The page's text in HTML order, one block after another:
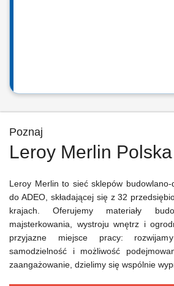
Poznaj
Leroy Merlin
Leroy Merlin to sieć sklepów budowlano-
do ADEO, składającej się z 32
krajach. Oferujemy materiały
majsterkowania, wystroju wnętrz i
przyjazne miejsce pracy:
samodzielność i możliwość
zaangażowanie, dzielimy się wspólnie